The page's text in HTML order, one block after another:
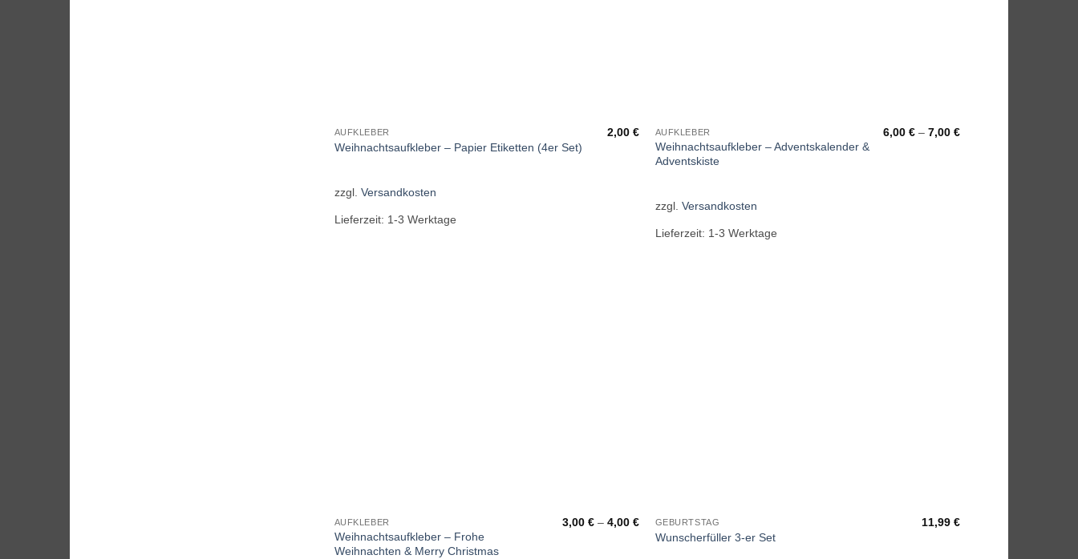
AUFKLEBER
Weihnachtsaufkleber – Papier Etiketten (4er Set)
2,00€
zzgl. Versandkosten
Lieferzeit: 1-3 Werktage
AUFKLEBER
Weihnachtsaufkleber – Adventskalender &
Adventskiste
6,00€ –7,00€
zzgl. Versandkosten
Lieferzeit: 1-3 Werktage
AUFKLEBER
Weihnachtsaufkleber – Frohe
Weihnachten & Merry Christmas
3,00€ –4,00€ GEBURTSTAG
Wunscherfüller 3-er Set
11,99€